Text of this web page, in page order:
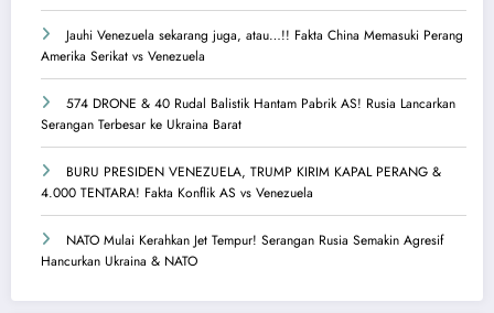
Jauhi Venezuela sekarang juga, atau…!! Fakta China Memasuki Perang
Amerika Serikat vs Venezuela
574 DRONE & 40 Rudal Balistik Hantam Pabrik AS! Rusia Lancarkan
Serangan Terbesar ke Ukraina Barat
BURU PRESIDEN VENEZUELA, TRUMP KIRIM KAPAL PERANG &
4.000 TENTARA! Fakta Konflik AS vs Venezuela
NATO Mulai Kerahkan Jet Tempur! Serangan Rusia Semakin Agresif
Hancurkan Ukraina & NATO